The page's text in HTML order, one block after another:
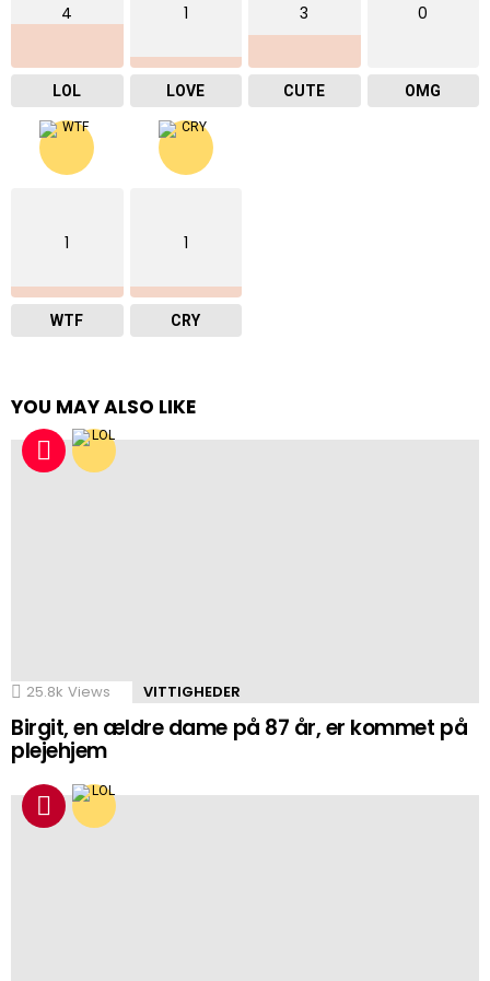
4
LOL
1
LOVE
3
CUTE
0
OMG
1
WTF
1
CRY
YOU MAY ALSO LIKE
25.8k Views VITTIGHEDER
Birgit, en ældre dame på 87 år, er kommet på
plejehjem